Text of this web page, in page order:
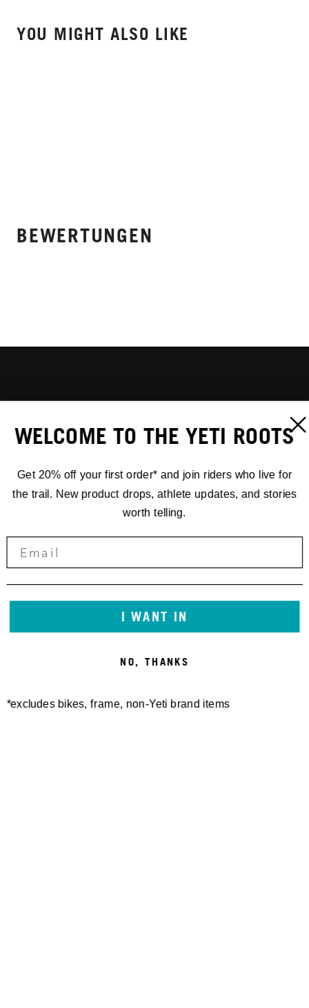
YOU MIGHT ALSO LIKE
BEWERTUNGEN
WELCOME TO THE YETI ROOTS
Get 20% off your first order* and join riders who live for
the trail. New product drops, athlete updates, and stories
worth telling.
I WANT IN
NO, THANKS
*excludes bikes, frame, non-Yeti brand items